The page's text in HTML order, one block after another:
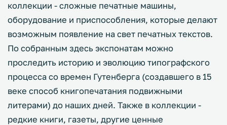
коллекции - сложные печатные машины,
оборудование и приспособления, которые делают
возможным появление на свет печатных текстов.
По собранным здесь экспонатам можно
проследить историю и эволюцию типографского
процесса со времен Гутенберга (создавшего в 15
веке способ книгопечатания подвижными
литерами) до наших дней. Также в коллекции -
редкие книги, газеты, другие ценные